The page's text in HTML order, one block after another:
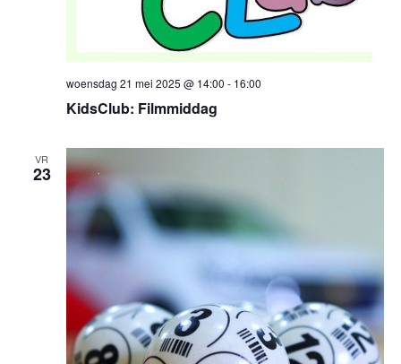
KidsClub: Filmmiddag
woensdag 21 mei 2025 @ 14:00 - 16:00
VR
23